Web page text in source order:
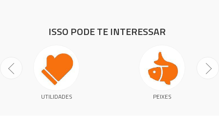
ISSO PODE TE INTERESSAR
UTILIDADES PEIXES